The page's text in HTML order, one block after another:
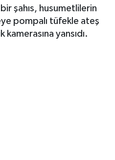
şahıs, husumetlilerin
pompalı tüfekle ateş
kamerasına yansıdı.